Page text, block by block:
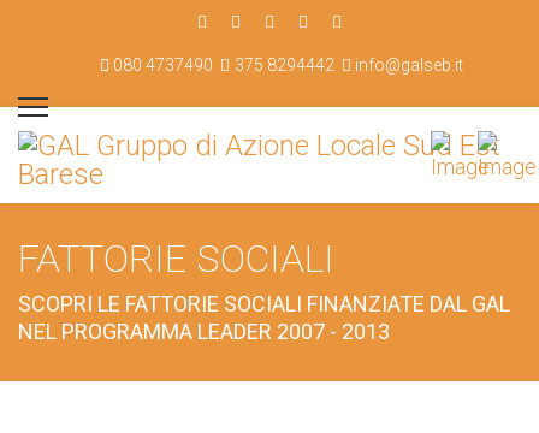
080 4737490 375 8294442 info@galseb.it
FATTORIE SOCIALI
SCOPRI LE FATTORIE SOCIALI FINANZIATE DAL GAL
NEL PROGRAMMA LEADER 2007 - 2013